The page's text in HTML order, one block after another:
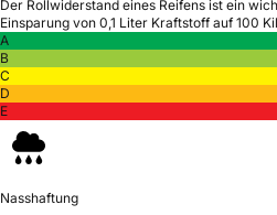
Der Rollwiderstand eines Reifens ist ein
Einsparung von 0,1 Liter Kraftstoff auf 100
A
B
C
D
E
Nasshaftung